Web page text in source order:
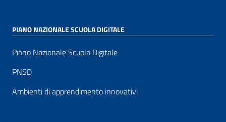
PIANO NAZIONALE SCUOLA DIGITALE
Piano Nazionale Scuola Digitale
PNSD
Ambienti di apprendimento innovativi